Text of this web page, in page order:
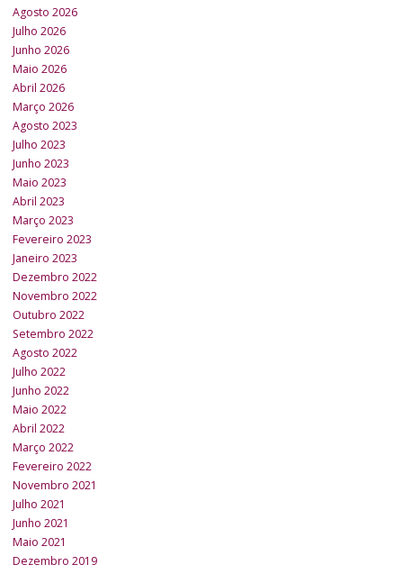
Agosto 2026
Julho 2026
Junho 2026
Maio 2026
Abril 2026
Março 2026
Agosto 2023
Julho 2023
Junho 2023
Maio 2023
Abril 2023
Março 2023
Fevereiro 2023
Janeiro 2023
Dezembro 2022
Novembro 2022
Outubro 2022
Setembro 2022
Agosto 2022
Julho 2022
Junho 2022
Maio 2022
Abril 2022
Março 2022
Fevereiro 2022
Novembro 2021
Julho 2021
Junho 2021
Maio 2021
Dezembro 2019